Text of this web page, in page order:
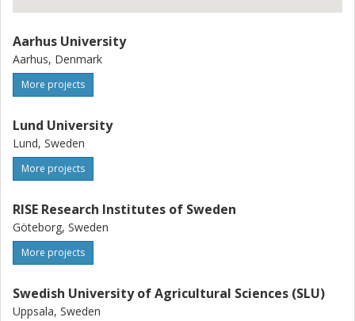
Aarhus University
Aarhus, Denmark
More projects
Lund University
Lund, Sweden
More projects
RISE Research Institutes of Sweden
Göteborg, Sweden
More projects
Swedish University of Agricultural Sciences (SLU)
Uppsala, Sweden